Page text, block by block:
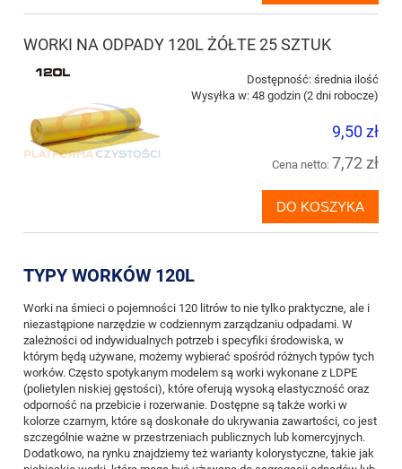
WORKI NA ODPADY 120L ŻÓŁTE 25 SZTUK
Dostępność: średnia ilość
Wysyłka w: 48 godzin (2 dni robocze)
9,50 zł
Cena netto: 7,72 zł
DO KOSZYKA
TYPY WORKÓW 120L
Worki na śmieci o pojemności 120 litrów to nie tylko praktyczne, ale i
niezastąpione narzędzie w codziennym zarządzaniu odpadami. W
zależności od indywidualnych potrzeb i specyfiki środowiska, w
którym będą używane, możemy wybierać spośród różnych typów tych
worków. Często spotykanym modelem są worki wykonane z LDPE
(polietylen niskiej gęstości), które oferują wysoką elastyczność oraz
odporność na przebicie i rozerwanie. Dostępne są także worki w
kolorze czarnym, które są doskonałe do ukrywania zawartości, co jest
szczególnie ważne w przestrzeniach publicznych lub komercyjnych.
Dodatkowo, na rynku znajdziemy też warianty kolorystyczne, takie jak